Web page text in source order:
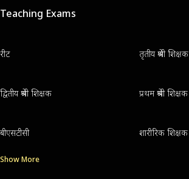
Teaching Exams
रीट तृतीय श्रेणी शिक्षक
द्वितीय श्रेणी शिक्षक प्रथम श्रेणी शिक्षक
बीएसटीसी शारीरिक शिक्षक
Show More